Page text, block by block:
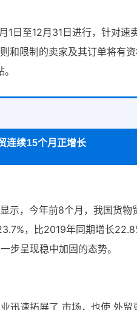
1日至12月31日进行，针对速
和限制的卖家及其订单将有
连续15个月正增长
示，今年前8个月，我国货物
，比2019年同期增长
步呈现稳中加固的态势。
迅速拓展了 市场，也使 外